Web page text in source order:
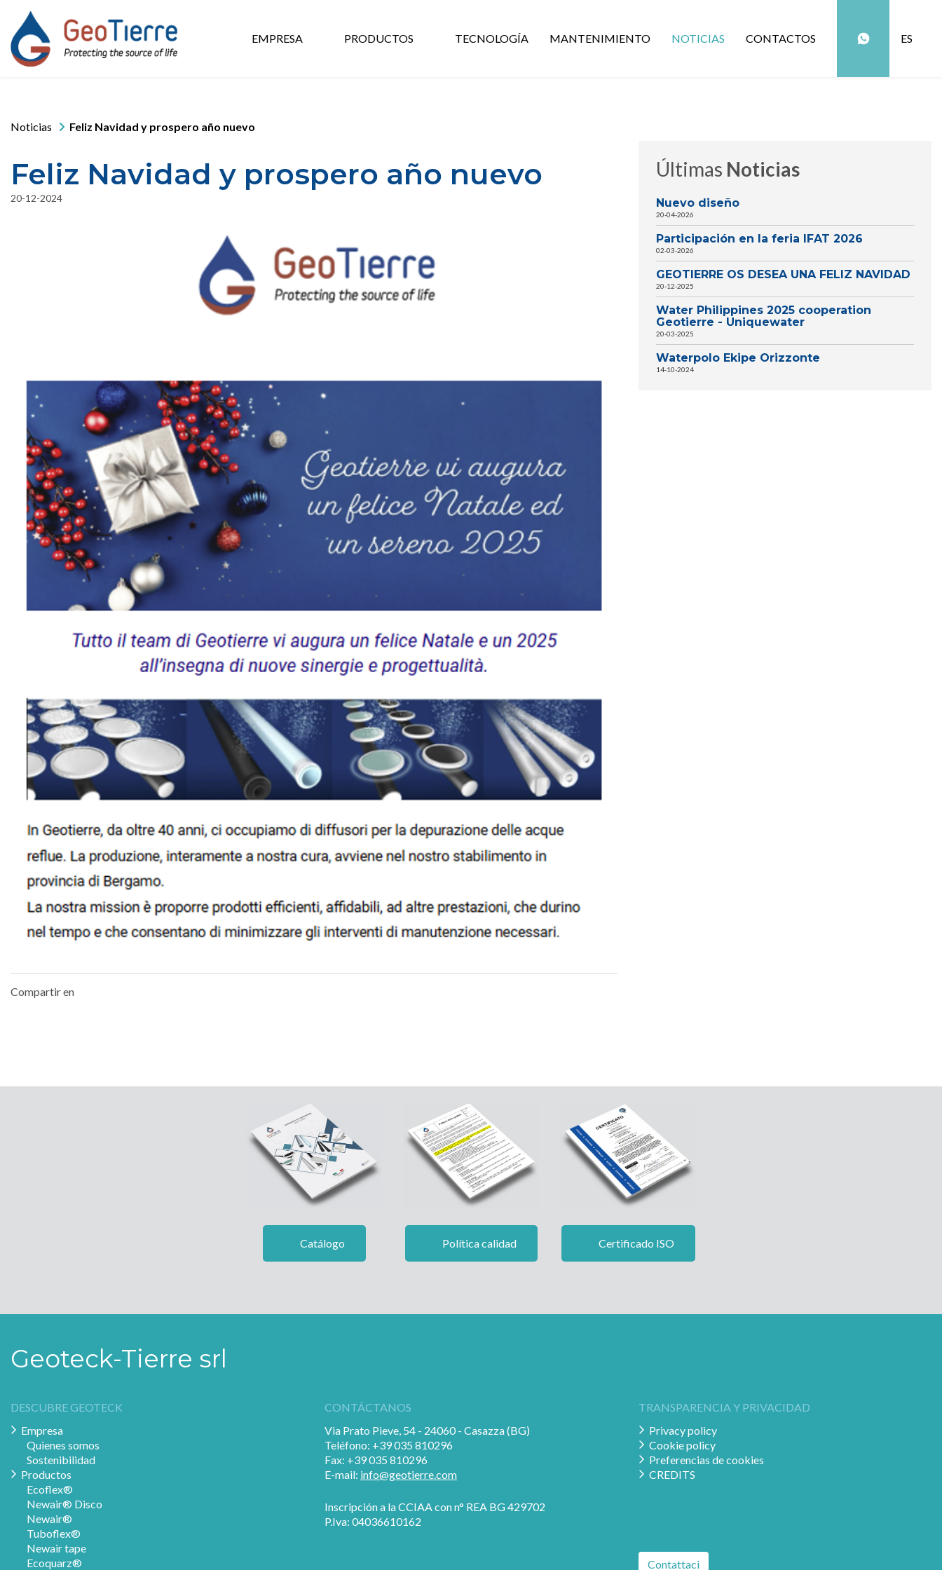
EMPRESA PRODUCTOS TECNOLOGÍA MANTENIMIENTO NOTICIAS CONTACTOS ES
Noticias Feliz Navidad y prospero año nuevo
Feliz Navidad y prospero año nuevo
20-12-2024
Compartir en
Últimas Noticias
Nuevo diseño
20-04-2026
Participación en la feria IFAT 2026
02-03-2026
GEOTIERRE OS DESEA UNA FELIZ NAVIDAD
20-12-2025
Water Philippines 2025 cooperation
Geotierre - Uniquewater
20-03-2025
Waterpolo Ekipe Orizzonte
14-10-2024
Catálogo Política calidad Certificado ISO
Geoteck-Tierre srl
DESCUBRE GEOTECK
Empresa
Quienes somos
Sostenibilidad
Productos
Ecoflex®
Newair® Disco
Newair®
Tuboflex®
Newair tape
Ecoquarz®
CONTÁCTANOS
Via Prato Pieve, 54 - 24060 - Casazza (BG)
Teléfono: +39 035 810296
Fax: +39 035 810296
E-mail: info@geotierre.com
Inscripción a la CCIAA con n° REA BG 429702
P.Iva: 04036610162
TRANSPARENCIA Y PRIVACIDAD
Privacy policy
Cookie policy
Preferencias de cookies
CREDITS
Contattaci